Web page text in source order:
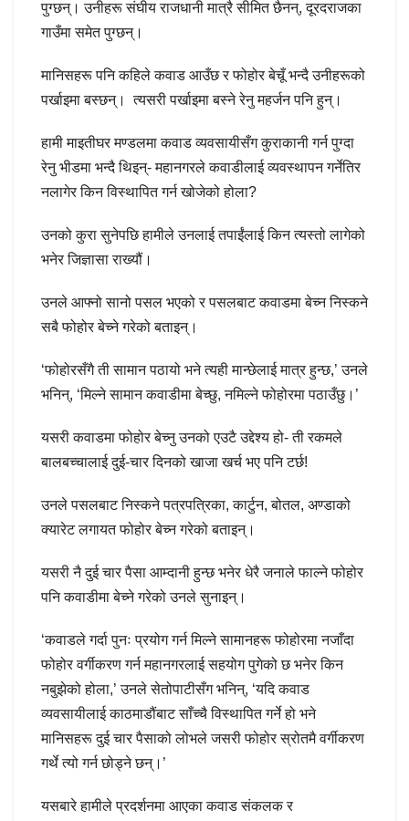
पुग्छन्। उनीहरू संघीय राजधानी मात्रै सीमित छैनन्, दूरदराजका
गाउँमा समेत पुग्छन्।
मानिसहरू पनि कहिले कवाड आउँछ र फोहोर बेचूँ भन्दै उनीहरूको
पर्खाइमा बस्छन्। त्यसरी पर्खाइमा बस्ने रेनु महर्जन पनि हुन्।
हामी माइतीघर मण्डलमा कवाड व्यवसायीसँग कुराकानी गर्न पुग्दा
रेनु भीडमा भन्दै थिइन्- महानगरले कवाडीलाई व्यवस्थापन गर्नेतिर
नलागेर किन विस्थापित गर्न खोजेको होला?
उनको कुरा सुनेपछि हामीले उनलाई तपाईंलाई किन त्यस्तो लागेको
भनेर जिज्ञासा राख्यौं।
उनले आफ्नो सानो पसल भएको र पसलबाट कवाडमा बेच्न निस्कने
सबै फोहोर बेच्ने गरेको बताइन्।
‘फोहोरसँगै ती सामान पठायो भने त्यही मान्छेलाई मात्र हुन्छ,’ उनले
भनिन्, ‘मिल्ने सामान कवाडीमा बेच्छु, नमिल्ने फोहोरमा पठाउँछु।’
यसरी कवाडमा फोहोर बेच्नु उनको एउटै उद्देश्य हो- ती रकमले
बालबच्चालाई दुई-चार दिनको खाजा खर्च भए पनि टर्छ!
उनले पसलबाट निस्कने पत्रपत्रिका, कार्टुन, बोतल, अण्डाको
क्यारेट लगायत फोहोर बेच्न गरेको बताइन्।
यसरी नै दुई चार पैसा आम्दानी हुन्छ भनेर धेरै जनाले फाल्ने फोहोर
पनि कवाडीमा बेच्ने गरेको उनले सुनाइन्।
‘कवाडले गर्दा पुनः प्रयोग गर्न मिल्ने सामानहरू फोहोरमा नजाँदा
फोहोर वर्गीकरण गर्न महानगरलाई सहयोग पुगेको छ भनेर किन
नबुझेको होला,’ उनले सेतोपाटीसँग भनिन्, ‘यदि कवाड
व्यवसायीलाई काठमाडौंबाट साँच्चै विस्थापित गर्ने हो भने
मानिसहरू दुई चार पैसाको लोभले जसरी फोहोर स्रोतमै वर्गीकरण
गर्थे त्यो गर्न छोड्ने छन्।’
यसबारे हामीले प्रदर्शनमा आएका कवाड संकलक र